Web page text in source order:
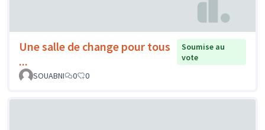
Une salle de change pour tous
...
Soumise au
vote
SOUABNI
0 0